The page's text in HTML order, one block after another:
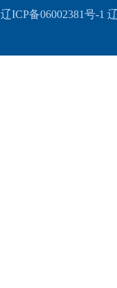
辽ICP备06002381号-1